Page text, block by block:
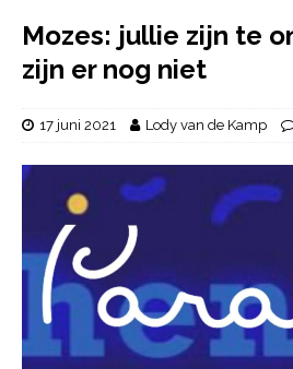
Mozes: jullie zijn te
zijn er nog niet
17 juni 2021 Lody van de Kamp